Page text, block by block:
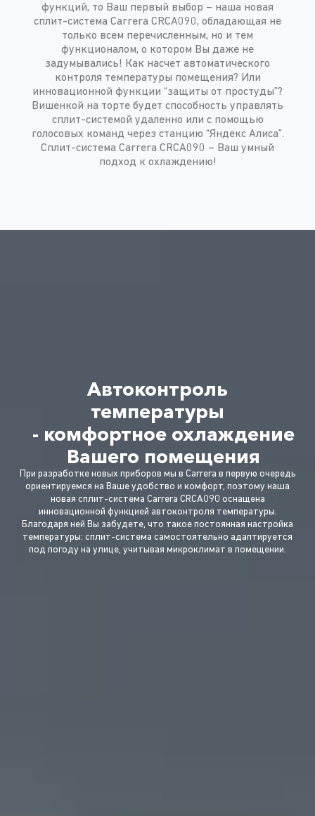
функций, то Ваш первый выбор – наша новая
сплит-система Carrera CRCA090, обладающая не
только всем перечисленным, но и тем
функционалом, о котором Вы даже не
задумывались! Как насчет автоматического
контроля температуры помещения? Или
инновационной функции “защиты от простуды”?
Вишенкой на торте будет способность управлять
сплит-системой удаленно или с помощью
голосовых команд через станцию “Яндекс Алиса”.
Сплит-система Carrera CRCA090 – Ваш умный
подход к охлаждению!
Автоконтроль
температуры
- комфортное охлаждение
Вашего помещения
При разработке новых приборов мы в Carrera в первую очередь
ориентируемся на Ваше удобство и комфорт, поэтому наша
новая сплит-система Carrera CRCA090 оснащена
инновационной функцией автоконтроля температуры.
Благодаря ней Вы забудете, что такое постоянная настройка
температуры: сплит-система самостоятельно адаптируется
под погоду на улице, учитывая микроклимат в помещении.